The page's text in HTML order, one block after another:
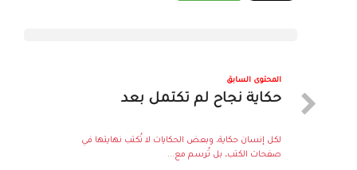
المحتوى السابق
حكاية نجاح لم تكتمل بعد
لكل إنسان حكاية، وبعض الحكايات لا تُكتب نهايتها في
صفحات الكتب، بل تُرسم مع...